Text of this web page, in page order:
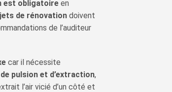
est obligatoire en
de rénovation doivent
de l’auditeur
car il nécessite
pulsion et d’extraction,
l’air vicié d’un côté et